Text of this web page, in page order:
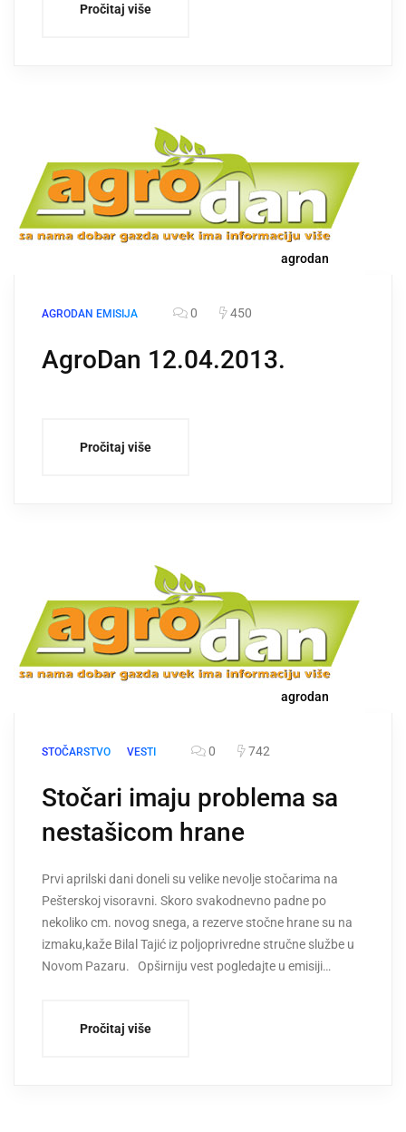
Pročitaj više
agrodan
AGRODAN EMISIJA 0 450
AgroDan 12.04.2013.
Pročitaj više
agrodan
STOČARSTVO VESTI 0 742
Stočari imaju problema sa
nestašicom hrane
Prvi aprilski dani doneli su velike nevolje stočarima na
Pešterskoj visoravni. Skoro svakodnevno padne po
nekoliko cm. novog snega, a rezerve stočne hrane su na
izmaku,kaže Bilal Tajić iz poljoprivredne stručne službe u
Novom Pazaru. Opširniju vest pogledajte u emisiji…
Pročitaj više